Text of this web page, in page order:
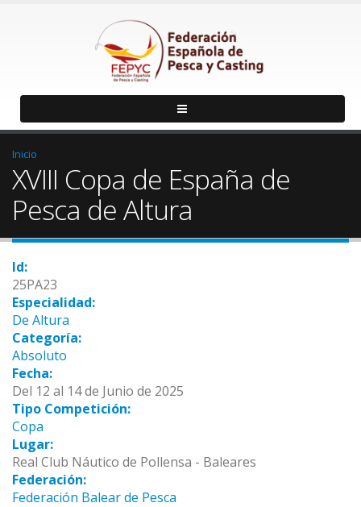
Inicio
XVIII Copa de España de
Pesca de Altura
Id:
25PA23
Especialidad:
De Altura
Categoría:
Absoluto
Fecha:
Del 12 al 14 de Junio de 2025
Tipo Competición:
Copa
Lugar:
Real Club Náutico de Pollensa - Baleares
Federación:
Federación Balear de Pesca